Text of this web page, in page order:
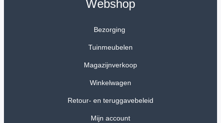
Webshop
Bezorging
Tuinmeubelen
Magazijnverkoop
Winkelwagen
Retour- en teruggavebeleid
Mijn account